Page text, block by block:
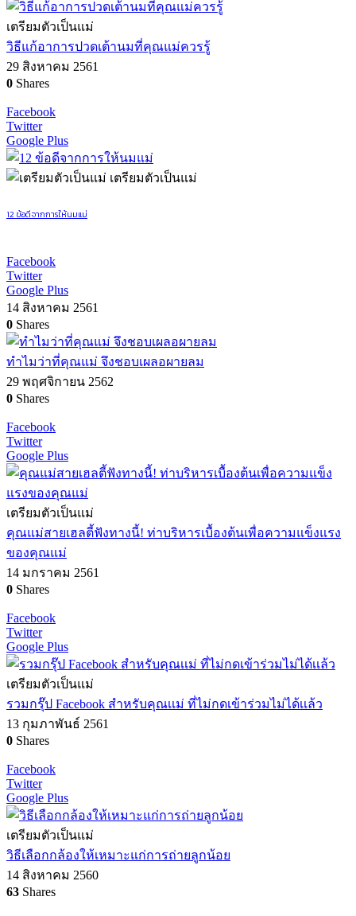
เตรียมตัวเป็นแม่
วิธีแก้อาการปวดเต้านมที่คุณแม่ควรรู้
29 สิงหาคม 2561
0 Shares
Facebook
Twitter
Google Plus
เตรียมตัวเป็นแม่
12 ข้อดีจากการให้นมแม่
Facebook
Twitter
Google Plus
14 สิงหาคม 2561
0 Shares
ทำไมว่าที่คุณแม่ จึงชอบเผลอผายลม
29 พฤศจิกายน 2562
0 Shares
Facebook
Twitter
Google Plus
เตรียมตัวเป็นแม่
คุณแม่สายเฮลตี้ฟังทางนี้! ท่าบริหารเบื้องต้นเพื่อความแข็งแรง
ของคุณแม่
14 มกราคม 2561
0 Shares
Facebook
Twitter
Google Plus
เตรียมตัวเป็นแม่
รวมกรุ๊ป Facebook สำหรับคุณเเม่ ที่ไม่กดเข้าร่วมไม่ได้เเล้ว
13 กุมภาพันธ์ 2561
0 Shares
Facebook
Twitter
Google Plus
เตรียมตัวเป็นแม่
วิธีเลือกกล้องให้เหมาะแก่การถ่ายลูกน้อย
14 สิงหาคม 2560
63 Shares